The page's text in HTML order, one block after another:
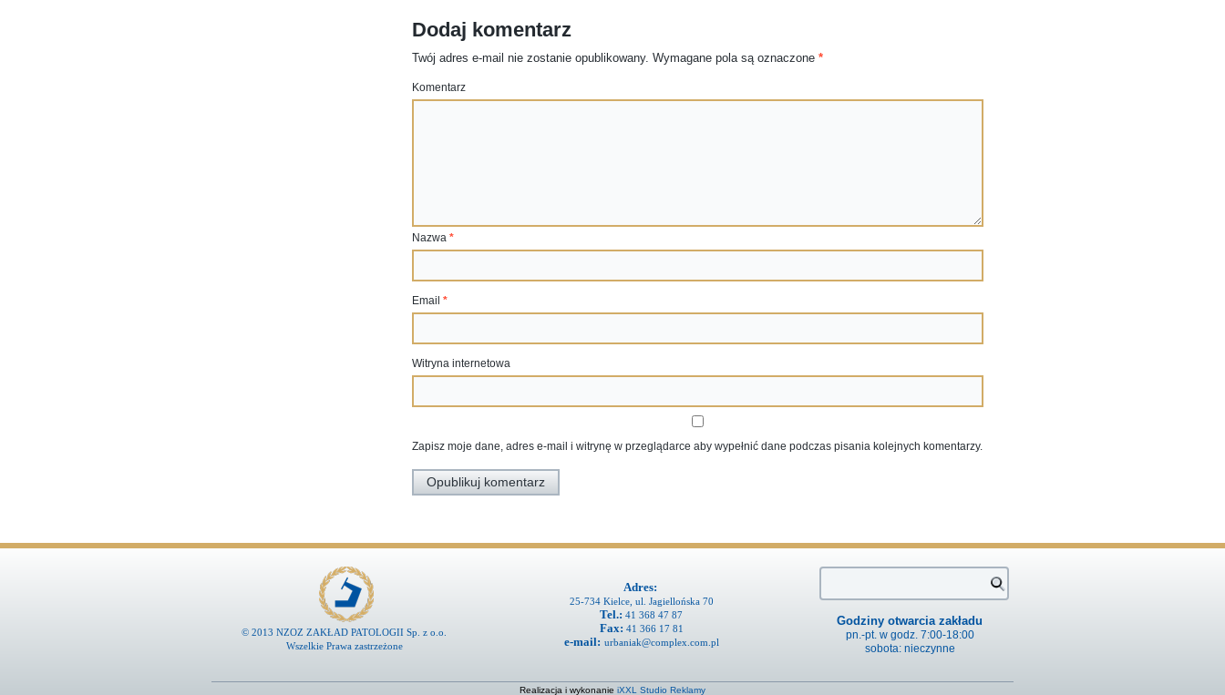
Dodaj komentarz
Twój adres e-mail nie zostanie opublikowany. Wymagane pola są oznaczone *
Komentarz
Nazwa *
Email *
Witryna internetowa
Zapisz moje dane, adres e-mail i witrynę w przeglądarce aby wypełnić dane podczas pisania kolejnych komentarzy.
© 2013 NZOZ ZAKŁAD PATOLOGII Sp. z o.o.
Wszelkie Prawa zastrzeżone
Adres:
25-734 Kielce, ul. Jagiellońska 70
Tel.: 41 368 47 87
Fax: 41 366 17 81
e-mail: urbaniak@complex.com.pl
Godziny otwarcia zakładu
pn.-pt. w godz. 7:00-18:00
sobota: nieczynne
Realizacja i wykonanie iXXL Studio Reklamy